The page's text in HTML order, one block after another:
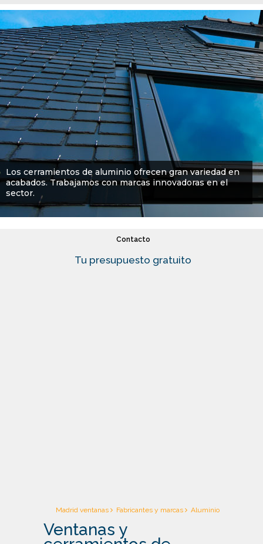
Tipos de ventanas
Materiales
Fabricantes y marcas
Aplicaciones
Ayudas y subvenciones
Reparación de ventanas
Cortinas de cristal
FAQ
Contacto
Tu presupuesto gratuito
Los cerramientos de aluminio ofrecen gran variedad en
acabados. Trabajamos con marcas innovadoras en el
sector.
Cortizo
Madrid ventanas Fabricantes y marcas Aluminio
Ventanas y